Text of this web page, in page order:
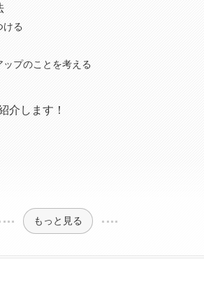
ける
プのことを考える
介します！
もっと見る